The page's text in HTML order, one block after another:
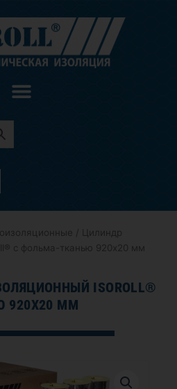
/ Цилиндр
с фольма-тканью 920х20 мм
ISOROLL®
920Х20 ММ